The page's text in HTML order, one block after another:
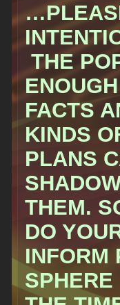
THE
FACTS
KINDS
PLANS
THEM.
DO
INFORM
SPHERE